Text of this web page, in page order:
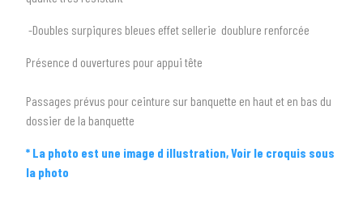
Toutes les marques
PRÉCISEZ LE MODÈLE
Tous les modèles
arrow_drop_down
-Doubles surpiqures bleues effet sellerie doublure renforcée
Présence d ouvertures pour appui tête
Passages prévus pour ceinture sur banquette en haut et en bas du
dossier de la banquette
* La photo est une image d illustration, Voir le croquis sous
la photo